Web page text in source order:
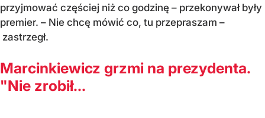
przyjmować częściej niż co godzinę – przekonywał były
premier. – Nie chcę mówić co, tu przepraszam –
zastrzegł.
Marcinkiewicz grzmi na prezydenta.
"Nie zrobił...